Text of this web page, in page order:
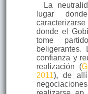
La
lugar
donde el
tome
beligerantes.
confianza y
realización (
2011), de allí